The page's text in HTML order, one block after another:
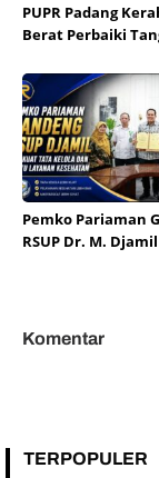
PUPR Padang
Berat Perbaiki
Pemko Pariaman
RSUP Dr. M.
Komentar
TERPOPULER